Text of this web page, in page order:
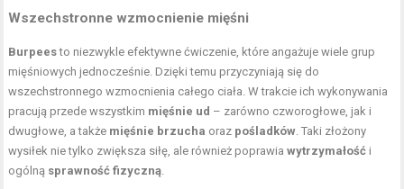
Wszechstronne wzmocnienie mięśni
Burpeesto niezwykle efektywne ćwiczenie, które angażuje wiele grup
mięśniowych jednocześnie. Dzięki temu przyczyniają się do
wszechstronnego wzmocnienia całego ciała. W trakcie ich wykonywania
pracują przede wszystkim mięśnie ud – zarówno czworogłowe, jak i
dwugłowe, a także mięśnie brzucha oraz pośladków. Taki złożony
wysiłek nie tylko zwiększa siłę, ale również poprawiawytrzymałość i
ogólną sprawność fizyczną.